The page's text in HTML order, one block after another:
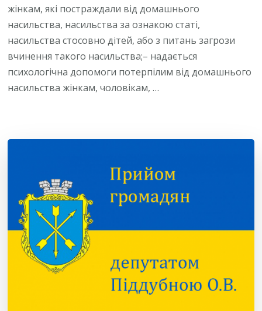
жінкам, які постраждали від домашнього
насильства, насильства за ознакою статі,
насильства стосовно дітей, або з питань загрози
вчинення такого насильства;– надається
психологічна допомоги потерпілим від домашнього
насильства жінкам, чоловікам, …